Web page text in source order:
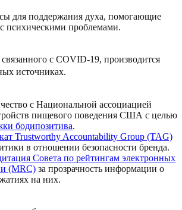
для поддержания духа, помогающие
психическими проблемами.
с COVID-19, производится
источниках.
с Национальной ассоциацией
пищевого поведения США с целью
бодипозитива.
Trustworthy Accountability Group (TAG)
в отношении безопасности бренда.
Совета по рейтингам электронных
(MRC) за прозрачность информации о
на них.